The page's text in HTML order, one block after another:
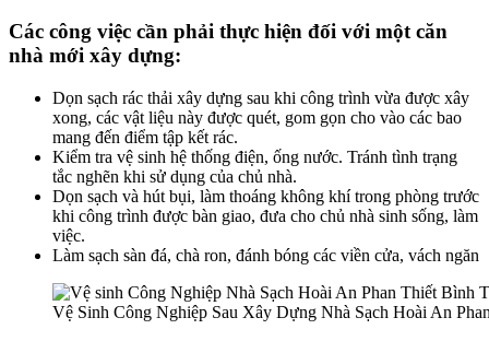
Các công việc cần phải thực hiện đối với một căn
nhà mới xây dựng:
Dọn sạch rác thải xây dựng sau khi công trình vừa được xây
xong, các vật liệu này được quét, gom gọn cho vào các bao
mang đến điểm tập kết rác.
Kiểm tra vệ sinh hệ thống điện, ống nước. Tránh tình trạng
tắc nghẽn khi sử dụng của chủ nhà.
Dọn sạch và hút bụi, làm thoáng không khí trong phòng trước
khi công trình được bàn giao, đưa cho chủ nhà sinh sống, làm
việc.
Làm sạch sàn đá, chà ron, đánh bóng các viền cửa, vách ngăn
Vệ Sinh Công Nghiệp Sau Xây Dựng Nhà Sạch Hoài An